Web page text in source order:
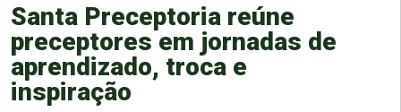
Santa Preceptoria reúne
preceptores em jornadas de
aprendizado, troca e
inspiração